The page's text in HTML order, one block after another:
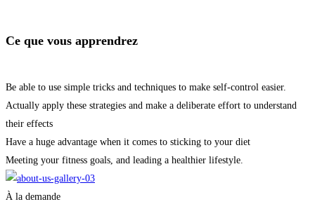
Ce que vous apprendrez
Be able to use simple tricks and techniques to make self-control easier.
Actually apply these strategies and make a deliberate effort to understand
their effects
Have a huge advantage when it comes to sticking to your diet
Meeting your fitness goals, and leading a healthier lifestyle.
À la demande